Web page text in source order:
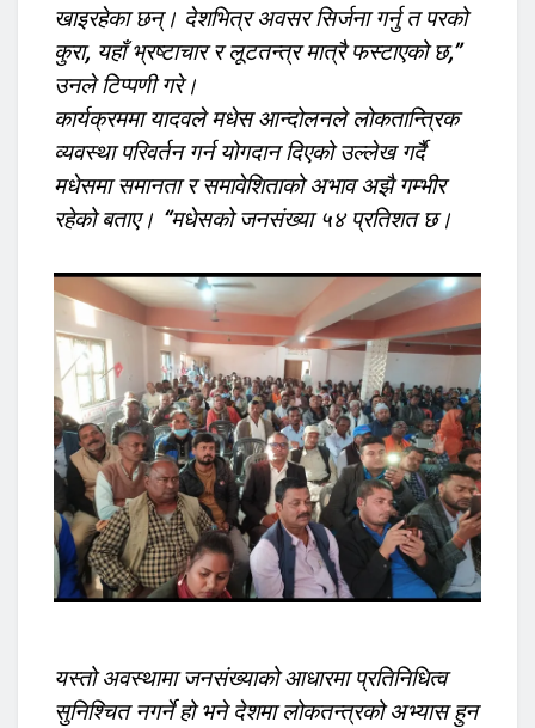
खाइरहेका छन्। देशभित्र अवसर सिर्जना गर्नु त परको
कुरा, यहाँ भ्रष्टाचार र लूटतन्त्र मात्रै फस्टाएको छ,”
उनले टिप्पणी गरे।
कार्यक्रममा यादवले मधेस आन्दोलनले लोकतान्त्रिक
व्यवस्था परिवर्तन गर्न योगदान दिएको उल्लेख गर्दै
मधेसमा समानता र समावेशिताको अभाव अझै गम्भीर
रहेको बताए। “मधेसको जनसंख्या ५४ प्रतिशत छ।
यस्तो अवस्थामा जनसंख्याको आधारमा प्रतिनिधित्व
सुनिश्चित नगर्ने हो भने देशमा लोकतन्त्रको अभ्यास हुन